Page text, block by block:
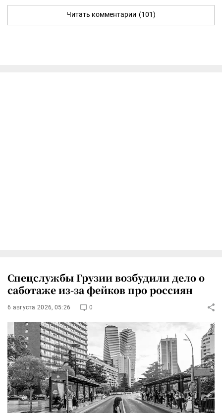
Читать комментарии (101)
Спецслужбы Грузии возбудили дело о
саботаже из-за фейков про россиян
6 августа 2026, 05:26 0